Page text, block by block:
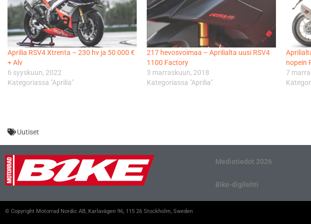
Aprilia RSV4 Xtrenta – 230 hv ja 50 000 €
+ Alv
6 syyskuun, 2022
Kategoriassa "Aprilia"
217 hevosvoimaa – Aprilialta uusi RSV4
1100 Factory
3 marraskuun, 2018
Kategoriassa "Aprilia"
nopein
7
Uutiset
Mediatiedot 2026
Bike-digilehti
© Copyright Motorrad Nordic AB, Karlavägen 96, 115 26 Stockholm, Sweden